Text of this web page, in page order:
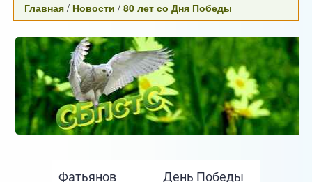
Главная / Новости /80 лет со Дня Победы